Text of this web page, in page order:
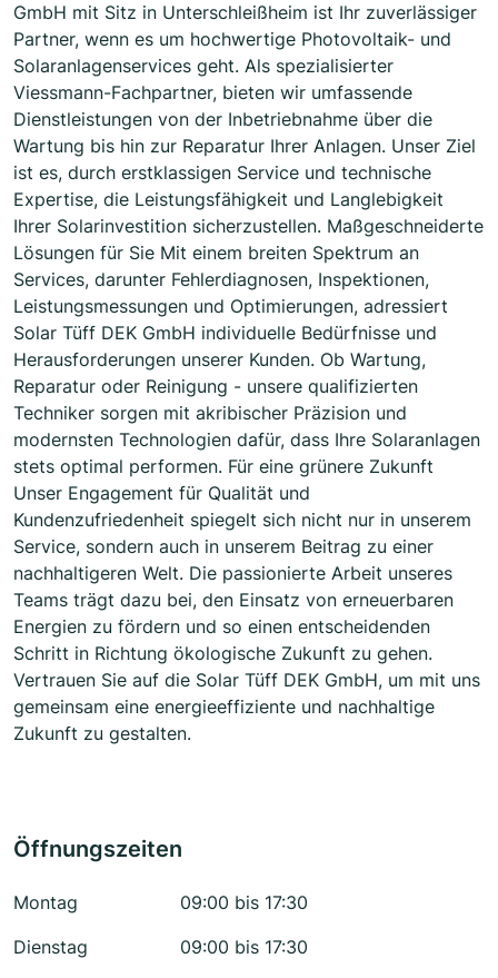
GmbH mit Sitz in Unterschleißheim ist Ihr zuverlässiger
Partner, wenn es um hochwertige Photovoltaik- und
Solaranlagenservices geht. Als spezialisierter
Viessmann-Fachpartner, bieten wir umfassende
Dienstleistungen von der Inbetriebnahme über die
Wartung bis hin zur Reparatur Ihrer Anlagen. Unser Ziel
ist es, durch erstklassigen Service und technische
Expertise, die Leistungsfähigkeit und Langlebigkeit
Ihrer Solarinvestition sicherzustellen. Maßgeschneiderte
Lösungen für Sie Mit einem breiten Spektrum an
Services, darunter Fehlerdiagnosen, Inspektionen,
Leistungsmessungen und Optimierungen, adressiert
Solar Tüff DEK GmbH individuelle Bedürfnisse und
Herausforderungen unserer Kunden. Ob Wartung,
Reparatur oder Reinigung - unsere qualifizierten
Techniker sorgen mit akribischer Präzision und
modernsten Technologien dafür, dass Ihre Solaranlagen
stets optimal performen. Für eine grünere Zukunft
Unser Engagement für Qualität und
Kundenzufriedenheit spiegelt sich nicht nur in unserem
Service, sondern auch in unserem Beitrag zu einer
nachhaltigeren Welt. Die passionierte Arbeit unseres
Teams trägt dazu bei, den Einsatz von erneuerbaren
Energien zu fördern und so einen entscheidenden
Schritt in Richtung ökologische Zukunft zu gehen.
Vertrauen Sie auf die Solar Tüff DEK GmbH, um mit uns
gemeinsam eine energieeffiziente und nachhaltige
Zukunft zu gestalten.
Öffnungszeiten
Montag
09:00 bis 17:30
Dienstag
09:00 bis 17:30